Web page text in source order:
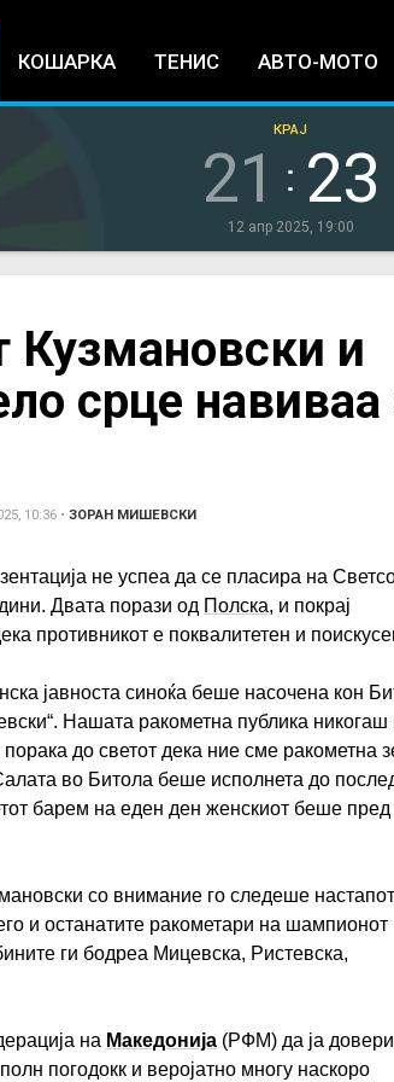
КОШАРКА ТЕНИС АВТО-МОТО
21 : 23
КРАЈ
12 апр 2025, 19:00
и
срце навиваа
10:36• ЗОРАН МИШЕВСКИ
не успеа да се пласира на
Двата порази од Полска, и покрај
противникот е поквалитетен и
јавноста синоќа беше насочена кон
Нашата ракометна публика никогаш
до светот дека ние сме ракометна
во Битола беше исполнета до
барем на еден ден женскиот беше пред
со внимание го следеше
и останатите ракометари на шампионот
ги бодреа Мицевска, Ристевска,
на Македонија (РФМ) да ја довери
погодокк и веројатно многу наскоро